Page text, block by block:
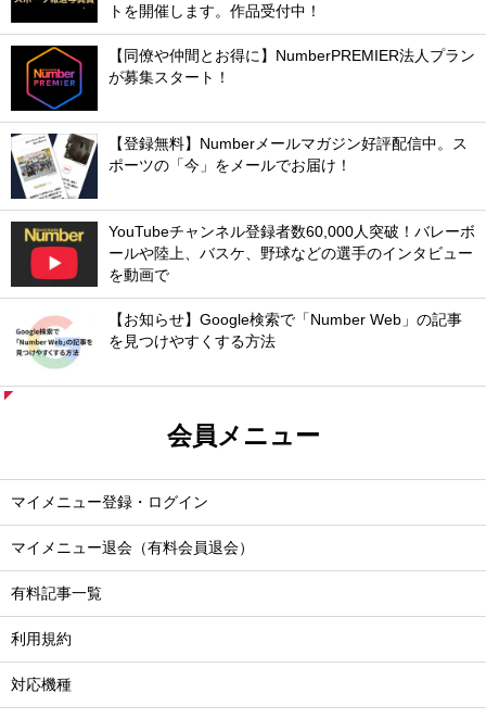
トを開催します。作品受付中！
【同僚や仲間とお得に】NumberPREMIER法人プラン
が募集スタート！
【登録無料】Numberメールマガジン好評配信中。ス
ポーツの「今」をメールでお届け！
YouTubeチャンネル登録者数60,000人突破！バレーボ
ールや陸上、バスケ、野球などの選手のインタビュー
を動画で
【お知らせ】Google検索で「Number Web」の記事
を見つけやすくする方法
会員メニュー
マイメニュー登録・ログイン
マイメニュー退会（有料会員退会）
有料記事一覧
利用規約
対応機種